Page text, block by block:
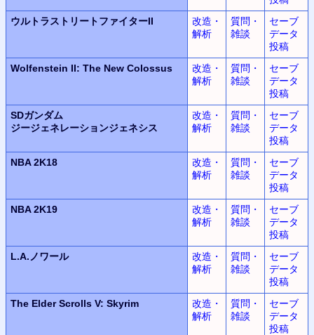
ウルトラ ストリートファイターII
改造・
解析
質問・
雑談
セーブ
データ
投稿
Wolfenstein II: The New Colossus
改造・
解析
質問・
雑談
セーブ
データ
投稿
SDガンダム
ジージェネレーションジェネシス
改造・
解析
質問・
雑談
セーブ
データ
投稿
NBA 2K18
改造・
解析
質問・
雑談
セーブ
データ
投稿
NBA 2K19
改造・
解析
質問・
雑談
セーブ
データ
投稿
L.A. ノワール
改造・
解析
質問・
雑談
セーブ
データ
投稿
The Elder Scrolls V: Skyrim
改造・
解析
質問・
雑談
セーブ
データ
投稿